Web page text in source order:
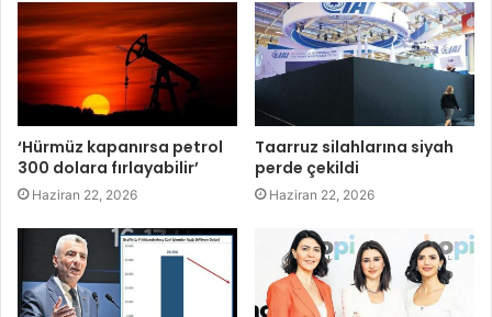
‘Hürmüz kapanırsa petrol
300 dolara fırlayabilir’
Haziran 22, 2026
Taarruz silahlarına siyah
perde çekildi
Haziran 22, 2026